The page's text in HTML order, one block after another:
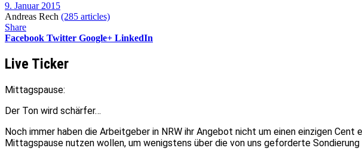
9. Januar 2015
Andreas Rech (285 articles)
Share
Facebook Twitter Google+ LinkedIn
Live Ticker
Mittagspause:
Der Ton wird schärfer…
Noch immer haben die Arbeitgeber in NRW ihr Angebot nicht um einen einzigen
Mittagspause nutzen wollen, um wenigstens über die von uns geforderte Sondierung